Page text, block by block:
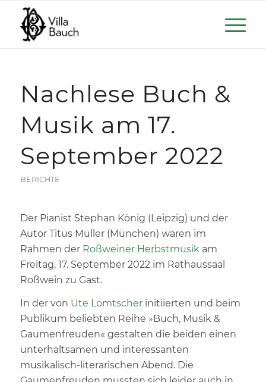
Nachlese Buch &
Musik am 17.
September 2022
BERICHTE
Der Pianist Stephan König (Leipzig) und der
Autor Titus Müller (München) waren im
Rahmen der Roßweiner Herbstmusik am
Freitag, 17. September 2022 im Rathaussaal
Roßwein zu Gast.
In der von Ute Lomtscherinitiierten und beim
Publikum beliebten Reihe »Buch, Musik &
Gaumenfreuden« gestalten die beiden einen
unterhaltsamen und interessanten
musikalisch-literarischen Abend. Die